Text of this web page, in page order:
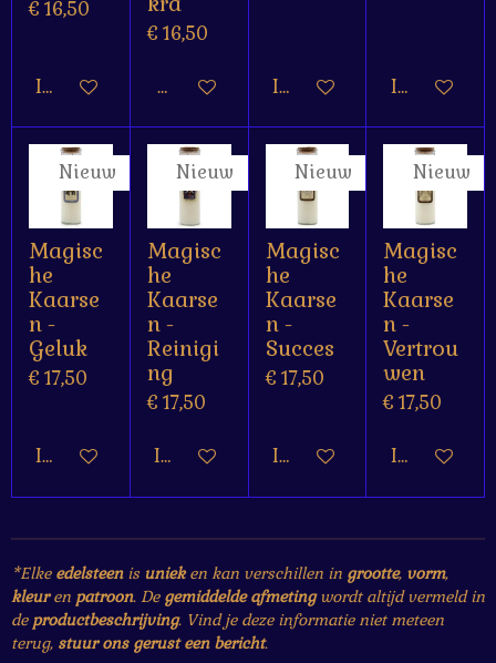
€ 16,50
In winkelwagen
€ 16,50
Houd mij op de hoogte
In winkelwagen
In
Nieuw
Magisc
he
Kaarse
n -
Geluk
€ 17,50
In winkelwagen
Nieuw
Magisc
he
Kaarse
n -
Reinigi
ng
€ 17,50
In winkelwagen
Nieuw
Magisc
he
Kaarse
n -
Succes
€ 17,50
In winkelwagen
Nieuw
Magisc
he
Kaarse
n -
Vertrou
wen
€ 17,50
In
*Elke edelsteenis unieken kan verschillen in grootte, vorm,
kleuren patroon. De gemiddelde afmetingwordt altijd vermeld in
de productbeschrijving. Vind je deze informatie niet meteen
terug, stuur ons gerust een bericht.